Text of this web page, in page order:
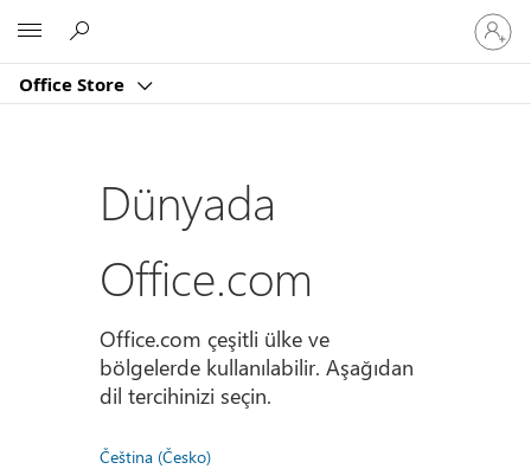
Office Store
oturum
açın
Dünyada
Office.com
Office.com çeşitli ülke ve
bölgelerde kullanılabilir. Aşağıdan
dil tercihinizi seçin.
Čeština (Česko)